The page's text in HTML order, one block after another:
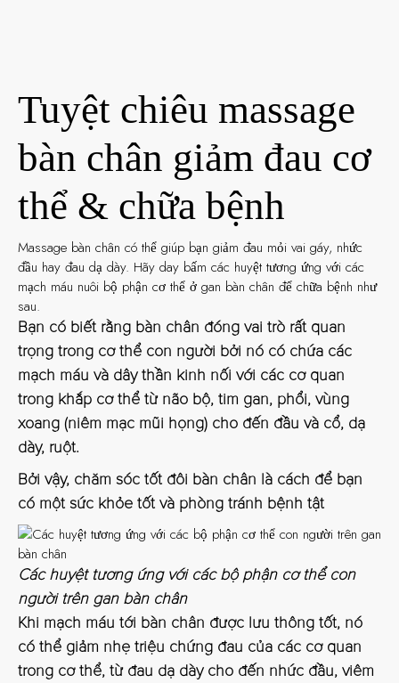
Tuyệt chiêu massage
bàn chân giảm đau cơ
thể & chữa bệnh
Massage bàn chân có thể giúp bạn giảm đau mỏi vai gáy, nhức
đầu hay đau dạ dày. Hãy day bấm các huyệt tương ứng với các
mạch máu nuôi bộ phận cơ thể ở gan bàn chân để chữa bệnh như
sau.
Bạn có biết rằng bàn chân đóng vai trò rất quan
trọng trong cơ thể con người bởi nó có chứa các
mạch máu và dây thần kinh nối với các cơ quan
trong khắp cơ thể từ não bộ, tim gan, phổi, vùng
xoang (niêm mạc mũi họng) cho đến đầu và cổ, dạ
dày, ruột.
Bởi vậy, chăm sóc tốt đôi bàn chân là cách để bạn
có một sức khỏe tốt và phòng tránh bệnh tật
Các huyệt tương ứng với các bộ phận cơ thể con
người trên gan bàn chân
Khi mạch máu tới bàn chân được lưu thông tốt, nó
có thể giảm nhẹ triệu chứng đau của các cơ quan
trong cơ thể, từ đau dạ dày cho đến nhức đầu, viêm